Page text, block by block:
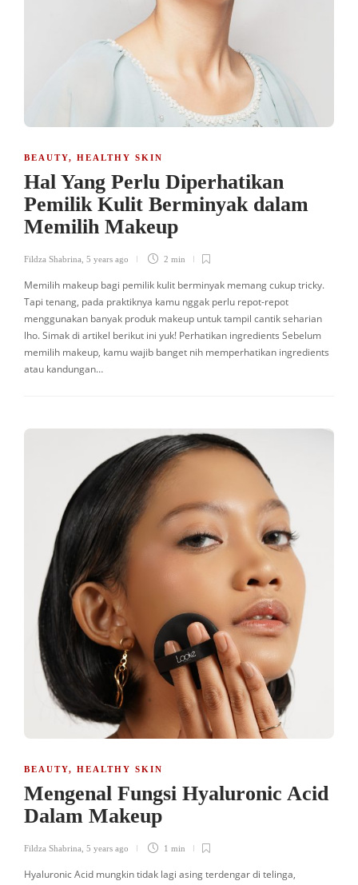
BEAUTY, HEALTHY SKIN
Hal Yang Perlu Diperhatikan
Pemilik Kulit Berminyak dalam
Memilih Makeup
Fildza Shabrina 5 years ago 2 min
Memilih makeup bagi pemilik kulit berminyak memang cukup tricky.
Tapi tenang, pada praktiknya kamu nggak perlu repot-repot
menggunakan banyak produk makeup untuk tampil cantik seharian
lho. Simak di artikel berikut ini yuk! Perhatikan ingredients Sebelum
memilih makeup, kamu wajib banget nih memperhatikan ingredients
atau kandungan…
BEAUTY, HEALTHY SKIN
Mengenal Fungsi Hyaluronic Acid
Dalam Makeup
Fildza Shabrina 5 years ago 1 min
Hyaluronic Acid mungkin tidak lagi asing terdengar di telinga,